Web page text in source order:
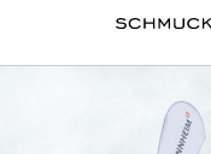
PROJEKTE